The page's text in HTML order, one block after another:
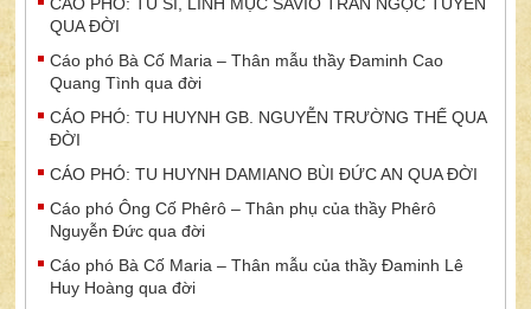
QUA ĐỜI
Cáo phó Bà Cố Maria – Thân mẫu thầy Đaminh Cao
Quang Tình qua đời
CÁO PHÓ: TU HUYNH GB. NGUYỄN TRƯỜNG THẾ QUA
ĐỜI
CÁO PHÓ: TU HUYNH DAMIANO BÙI ĐỨC AN QUA ĐỜI
Cáo phó Ông Cố Phêrô – Thân phụ của thầy Phêrô
Nguyễn Đức qua đời
Cáo phó Bà Cố Maria – Thân mẫu của thầy Đaminh Lê
Huy Hoàng qua đời